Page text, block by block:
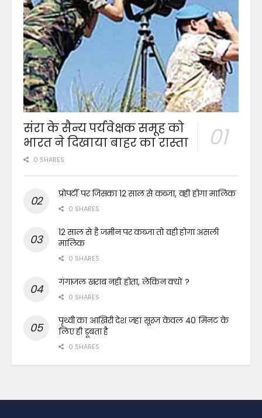
संरा के सैन्य पर्यवेक्षक समूह को
भारत ने दिखाया बाहर का रास्ता
0 SHARES
प्रोपर्टी पर जिसका 12 साल से कब्जा, वही होगा मालिक
0 SHARES
12 साल से है जमीन पर कब्जा तो वही होगा असली
मालिक
0 SHARES
गंगाजल खराब नहीं होता, लेकिन क्यों ?
0 SHARES
पृथ्वी का आखिरी देश जहां सूरज केवल 40 मिनट के
लिए ही डूबता है
0 SHARES